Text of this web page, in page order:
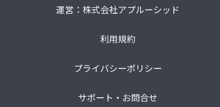
運営：株式会社アプルーシッド
利用規約
プライバシーポリシー
サポート・お問合せ